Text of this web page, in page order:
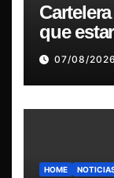
que
Violator
07/08/2026
HOME